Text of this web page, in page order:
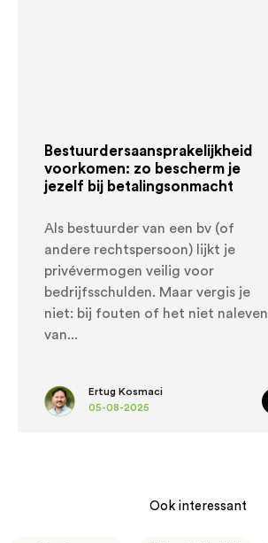
Bestuurdersaansprakelijkheid
voorkomen: zo bescherm je
jezelf bij betalingsonmacht
Als bestuurder van een bv (of
andere rechtspersoon) lijkt je
privévermogen veilig voor
bedrijfsschulden. Maar vergis je
niet: bij fouten of het niet naleven
van
Ertug Kosmaci
05-08-2025
Ook interessant